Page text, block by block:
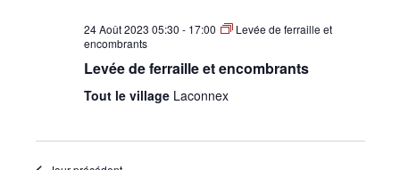
24 Août 2023 05:30 - 17:00
Levée de ferraille et
encombrants
Levée de ferraille et encombrants
Tout le village Laconnex